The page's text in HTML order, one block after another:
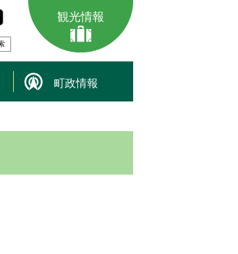
観光情報
町政情報